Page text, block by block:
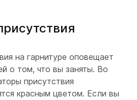
на гарнитуре оповещает
о том, что вы заняты. Во
присутствия
красным цветом. Если вы